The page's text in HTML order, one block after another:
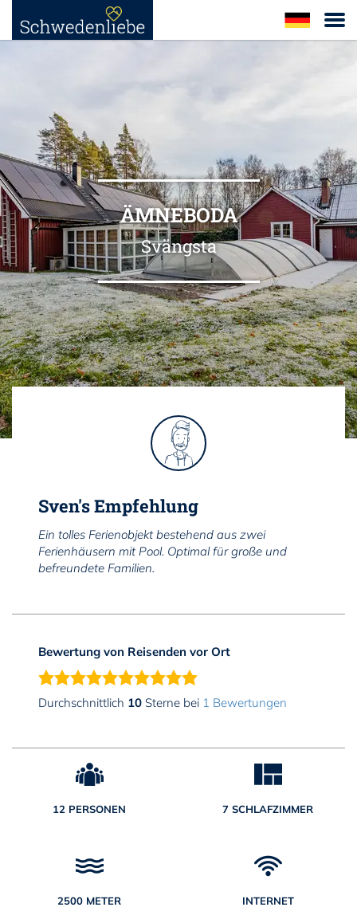
ÄMNEBODA
Svängsta
Sven's Empfehlung
Ein tolles Ferienobjekt bestehend aus zwei
Ferienhäusern mit Pool. Optimal für große und
befreundete Familien.
Bewertung von Reisenden vor Ort
Durchschnittlich 10 Sterne bei 1 Bewertungen
12 PERSONEN 7 SCHLAFZIMMER
2500 METER INTERNET